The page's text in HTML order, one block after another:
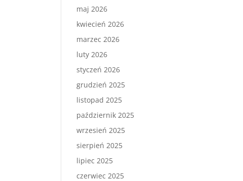
maj 2026
kwiecień 2026
marzec 2026
luty 2026
styczeń 2026
grudzień 2025
listopad 2025
październik 2025
wrzesień 2025
sierpień 2025
lipiec 2025
czerwiec 2025